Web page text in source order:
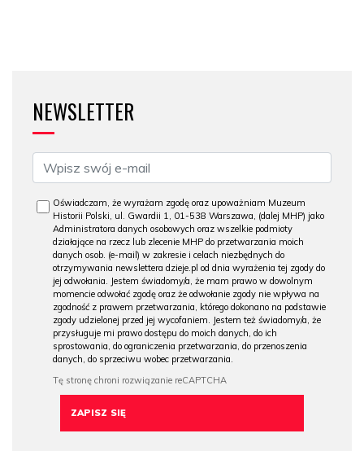
NEWSLETTER
Oświadczam, że wyrażam zgodę oraz upoważniam Muzeum
Historii Polski, ul. Gwardii 1, 01-538 Warszawa, (dalej MHP) jako
Administratora danych osobowych oraz wszelkie podmioty
działające na rzecz lub zlecenie MHP do przetwarzania moich
danych osob. (e-mail) w zakresie i celach niezbędnych do
otrzymywania newslettera dzieje.pl od dnia wyrażenia tej zgody do
jej odwołania. Jestem świadomy/a, że mam prawo w dowolnym
momencie odwołać zgodę oraz że odwołanie zgody nie wpływa na
zgodność z prawem przetwarzania, którego dokonano na podstawie
zgody udzielonej przed jej wycofaniem. Jestem też świadomy/a, że
przysługuje mi prawo dostępu do moich danych, do ich
sprostowania, do ograniczenia przetwarzania, do przenoszenia
danych, do sprzeciwu wobec przetwarzania.